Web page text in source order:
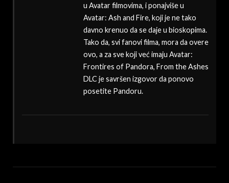
u Avatar filmovima, i ponajviše u
Avatar: Ash and Fire, koji je ne tako
davno krenuo da se daje u bioskopima.
Tako da, svi fanovi filma, mora da overe
ovo, a za sve koji već imaju Avatar:
Frontires of Pandora, From the Ashes
DLC je savršen izgovor da ponovo
posetite Pandoru.